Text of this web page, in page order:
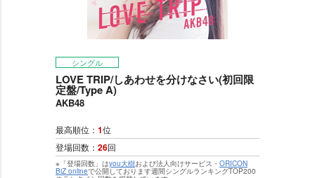
シングル
LOVE TRIP/しあわせを分けなさい(初回限
定盤/Type A)
AKB48
最高順位： 1位
登場回数： 26回
※「登場回数」はyou大樹および法人向けサービス・ ORICON
BiZ onlineで公開しております週間シングルランキングTOP200